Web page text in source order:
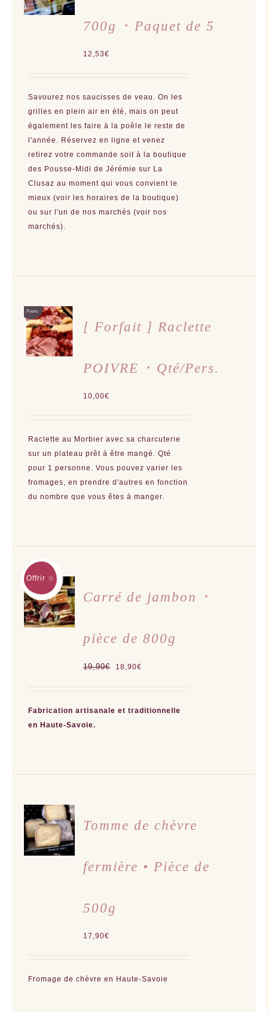
/
DÉTAILS
700g ･ Paquet de 5
12,53€
Savourez nos saucisses de veau. On les
grilles en plein air en été, mais on peut
également les faire à la poêle le reste de
l'année. Réservez en ligne et venez
retirez votre commande soit à la boutique
des Pousse-Midi de Jérémie sur La
Clusaz au moment qui vous convient le
mieux (voir les horaires de la boutique)
ou sur l'un de nos marchés (voir nos
marchés).
AJOUTER
AU
PANIER
/
DÉTAILS
[ Forfait ] Raclette
POIVRE ･ Qté/Pers.
10,00€
Raclette au Morbier avec sa charcuterie
sur un plateau prêt à être mangé. Qté
pour 1 personne. Vous pouvez varier les
fromages, en prendre d'autres en fonction
du nombre que vous êtes à manger.
Offrir ☆
AJOUTER
AU
PANIER
/
DÉTAILS
Carré de jambon ･
pièce de 800g
19,90€
Le
était :
18,90€
est :
Fabrication artisanale et traditionnelle
en Haute-Savoie.
AJOUTER
AU
PANIER
/
DÉTAILS
Tomme de chèvre
fermière • Pièce de
500g
17,90€
Fromage de chèvre en Haute-Savoie